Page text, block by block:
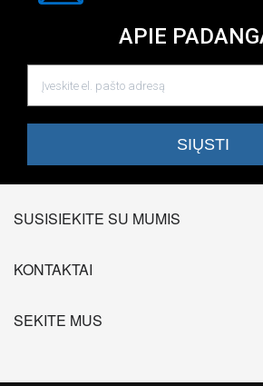
APIE
SUSISIEKITE SU MUMIS
KONTAKTAI
SEKITE MUS